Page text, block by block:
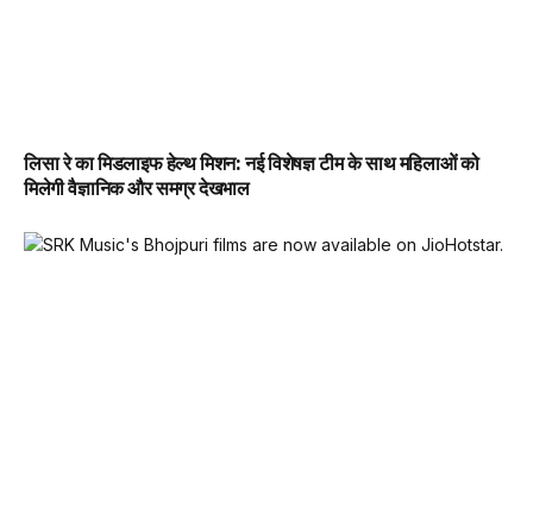
लिसा रे का मिडलाइफ हेल्थ मिशन: नई विशेषज्ञ टीम के साथ महिलाओं को
मिलेगी वैज्ञानिक और समग्र देखभाल